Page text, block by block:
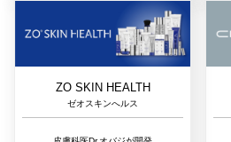
ZO SKIN HEALTH
ゼオスキンへルス